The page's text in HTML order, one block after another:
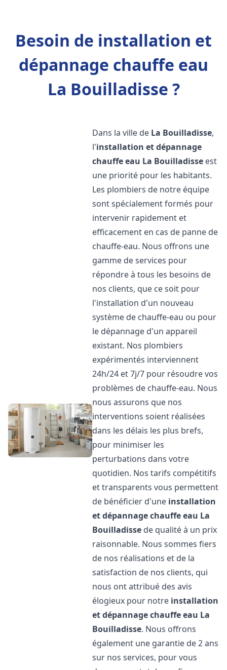
Besoin de installation et
dépannage chauffe eau
La Bouilladisse ?
Dans la ville de La Bouilladisse,
l'installation et dépannage
chauffe eau La Bouilladisse est
une priorité pour les habitants.
Les plombiers de notre équipe
sont spécialement formés pour
intervenir rapidement et
efficacement en cas de panne de
chauffe-eau. Nous offrons une
gamme de services pour
répondre à tous les besoins de
nos clients, que ce soit pour
l'installation d'un nouveau
système de chauffe-eau ou pour
le dépannage d'un appareil
existant. Nos plombiers
expérimentés interviennent
24h/24 et 7j/7 pour résoudre vos
problèmes de chauffe-eau. Nous
nous assurons que nos
interventions soient réalisées
dans les délais les plus brefs,
pour minimiser les
perturbations dans votre
quotidien. Nos tarifs compétitifs
et transparents vous permettent
de bénéficier d'une installation
et dépannage chauffe eau La
Bouilladisse de qualité à un prix
raisonnable. Nous sommes fiers
de nos réalisations et de la
satisfaction de nos clients, qui
nous ont attribué des avis
élogieux pour notre installation
et dépannage chauffe eau La
Bouilladisse. Nous offrons
également une garantie de 2 ans
sur nos services, pour vous